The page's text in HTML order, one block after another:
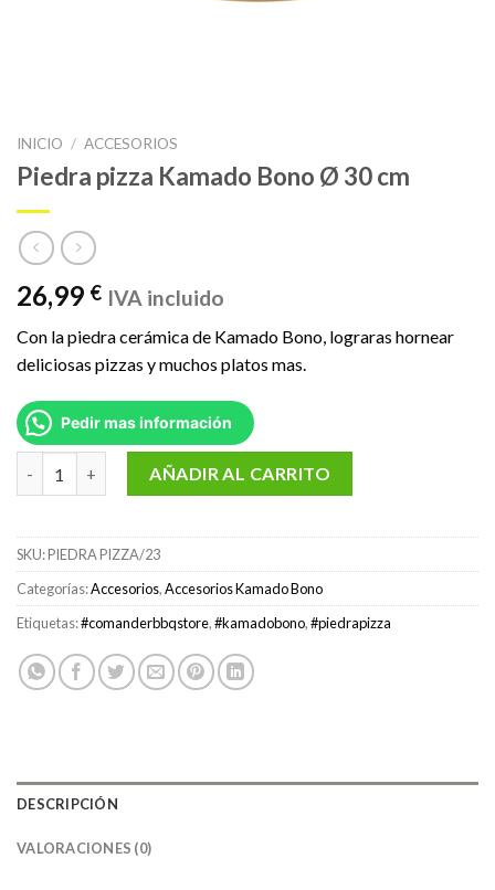
INICIO / ACCESORIOS
Piedra pizza Kamado Bono Ø 30 cm
26,99 € IVA incluido
Con la piedra cerámica de Kamado Bono, lograras hornear
deliciosas pizzas y muchos platos mas.
Pedir mas información
Piedra pizza Kamado Bono Ø 30 cm cantidad
AÑADIR AL CARRITO
SKU:PIEDRA PIZZA/23
Categorías:Accesorios,Accesorios Kamado Bono
Etiquetas:#comanderbbqstore,#kamadobono,#piedrapizza
DESCRIPCIÓN
VALORACIONES (0)